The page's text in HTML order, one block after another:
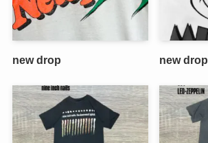
new drop new drop